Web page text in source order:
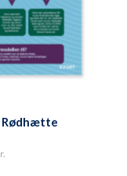
Rødhætte